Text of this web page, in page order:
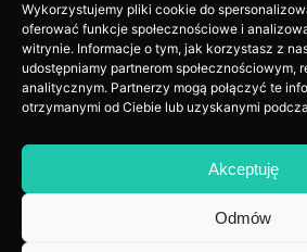
Wykorzystujemy pliki cookie do
oferować funkcje społecznościowe i
witrynie. Informacje o tym, jak korzystasz z
udostępniamy partnerom społecznościowym,
analitycznym. Partnerzy mogą połączyć te
otrzymanymi od Ciebie lub uzyskanymi
Akceptuję
Odmów
jak Facebook, Instagram, Twitter
publikować wartościowe treści,
użytkowników i zachęcą ich do
Oferujemy również kompleksową
działań oraz doradztwo w zakresie
Jesteśmy elastyczni i dostosowujemy
indywidualnych potrzeb każdego
Zapraszamy do
, aby